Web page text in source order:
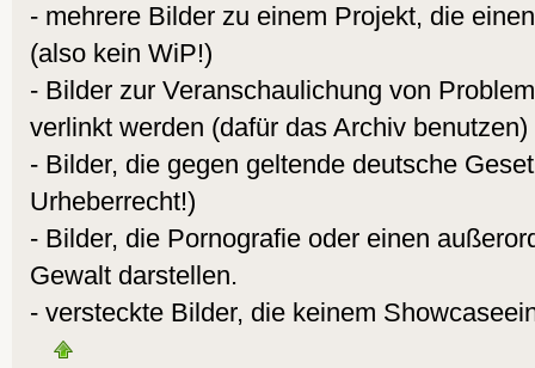
- mehrere Bilder zu einem Projekt, die
(also kein WiP!)
- Bilder zur Veranschaulichung von
verlinkt werden (dafür das Archiv benutzen)
- Bilder, die gegen geltende deutsche
Urheberrecht!)
- Bilder, die Pornografie oder einen
Gewalt darstellen.
- versteckte Bilder, die keinem